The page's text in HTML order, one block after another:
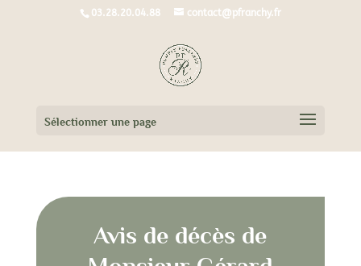
03.28.20.04.88 contact@pfranchy.fr
Sélectionner une page
Avis de décès de